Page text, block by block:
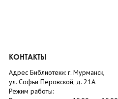
КОНТАКТЫ
Адрес Библиотеки: г. Мурманск,
ул. Софьи Перовской, д. 21А
Режим работы: